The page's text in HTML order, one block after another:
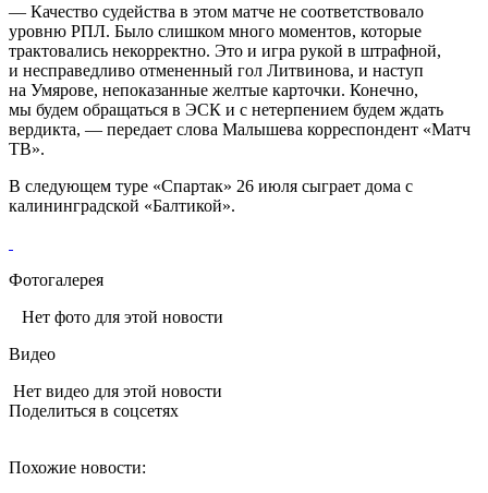
— Качество судейства в этом матче не соответствовало
уровню РПЛ. Было слишком много моментов, которые
трактовались некорректно. Это и игра рукой в штрафной,
и несправедливо отмененный гол Литвинова, и наступ
на Умярове, непоказанные желтые карточки. Конечно,
мы будем обращаться в ЭСК и с нетерпением будем ждать
вердикта, — передает слова Малышева корреспондент «Матч
ТВ».
В следующем туре «Спартак» 26 июля сыграет дома с
калининградской «Балтикой».
Фотогалерея
Нет фото для этой новости
Видео
Нет видео для этой новости
Поделиться в соцсетях
Похожие новости: